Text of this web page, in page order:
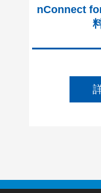
nConnect